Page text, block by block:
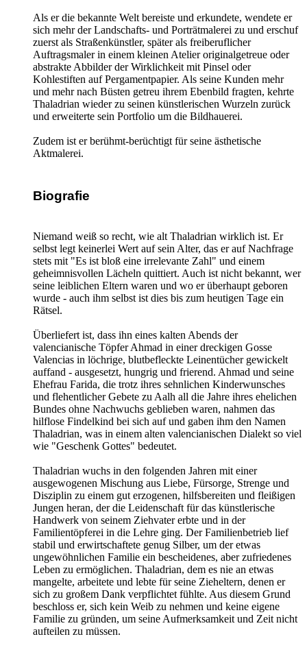
Als er die bekannte Welt bereiste und erkundete, wendete er
sich mehr der Landschafts- und Porträtmalerei zu und erschuf
zuerst als Straßenkünstler, später als freiberuflicher
Auftragsmaler in einem kleinen Atelier originalgetreue oder
abstrakte Abbilder der Wirklichkeit mit Pinsel oder
Kohlestiften auf Pergamentpapier. Als seine Kunden mehr
und mehr nach Büsten getreu ihrem Ebenbild fragten, kehrte
Thaladrian wieder zu seinen künstlerischen Wurzeln zurück
und erweiterte sein Portfolio um die Bildhauerei.
Zudem ist er berühmt-berüchtigt für seine ästhetische
Aktmalerei.
Biografie
Niemand weiß so recht, wie alt Thaladrian wirklich ist. Er
selbst legt keinerlei Wert auf sein Alter, das er auf Nachfrage
stets mit "Es ist bloß eine irrelevante Zahl" und einem
geheimnisvollen Lächeln quittiert. Auch ist nicht bekannt, wer
seine leiblichen Eltern waren und wo er überhaupt geboren
wurde - auch ihm selbst ist dies bis zum heutigen Tage ein
Rätsel.
Überliefert ist, dass ihn eines kalten Abends der
valencianische Töpfer Ahmad in einer dreckigen Gosse
Valencias in löchrige, blutbefleckte Leinentücher gewickelt
auffand - ausgesetzt, hungrig und frierend. Ahmad und seine
Ehefrau Farida, die trotz ihres sehnlichen Kinderwunsches
und flehentlicher Gebete zu Aalh all die Jahre ihres ehelichen
Bundes ohne Nachwuchs geblieben waren, nahmen das
hilflose Findelkind bei sich auf und gaben ihm den Namen
Thaladrian, was in einem alten valencianischen Dialekt so viel
wie "Geschenk Gottes" bedeutet.
Thaladrian wuchs in den folgenden Jahren mit einer
ausgewogenen Mischung aus Liebe, Fürsorge, Strenge und
Disziplin zu einem gut erzogenen, hilfsbereiten und fleißigen
Jungen heran, der die Leidenschaft für das künstlerische
Handwerk von seinem Ziehvater erbte und in der
Familientöpferei in die Lehre ging. Der Familienbetrieb lief
stabil und erwirtschaftete genug Silber, um der etwas
ungewöhnlichen Familie ein bescheidenes, aber zufriedenes
Leben zu ermöglichen. Thaladrian, dem es nie an etwas
mangelte, arbeitete und lebte für seine Zieheltern, denen er
sich zu großem Dank verpflichtet fühlte. Aus diesem Grund
beschloss er, sich kein Weib zu nehmen und keine eigene
Familie zu gründen, um seine Aufmerksamkeit und Zeit nicht
aufteilen zu müssen.